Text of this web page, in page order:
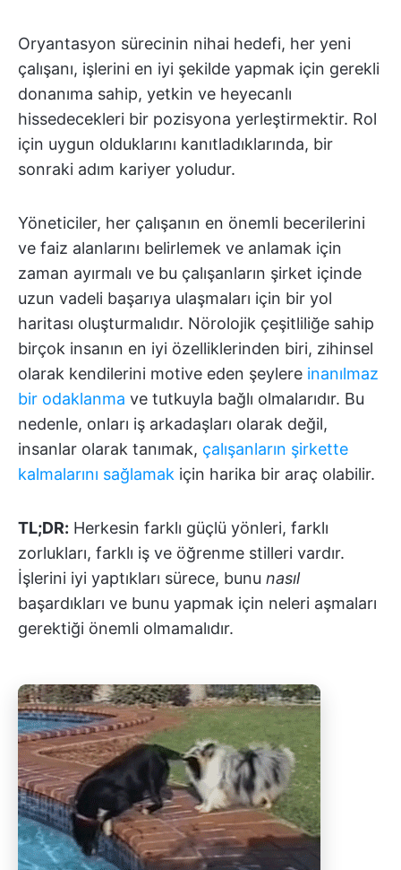
Oryantasyon sürecinin nihai hedefi, her yeni
çalışanı, işlerini en iyi şekilde yapmak için gerekli
donanıma sahip, yetkin ve heyecanlı
hissedecekleri bir pozisyona yerleştirmektir. Rol
için uygun olduklarını kanıtladıklarında, bir
sonraki adım kariyer yoludur.
Yöneticiler, her çalışanın en önemli becerilerini
ve faiz alanlarını belirlemek ve anlamak için
zaman ayırmalı ve bu çalışanların şirket içinde
uzun vadeli başarıya ulaşmaları için bir yol
haritası oluşturmalıdır. Nörolojik çeşitliliğe sahip
birçok insanın en iyi özelliklerinden biri, zihinsel
olarak kendilerini motive eden şeylere inanılmaz
bir odaklanma ve tutkuyla bağlı olmalarıdır. Bu
nedenle, onları iş arkadaşları olarak değil,
insanlar olarak tanımak, çalışanların şirkette
kalmalarını sağlamak için harika bir araç olabilir.
TL;DR: Herkesin farklı güçlü yönleri, farklı
zorlukları, farklı iş ve öğrenme stilleri vardır.
İşlerini iyi yaptıkları sürece, bunu nasıl
başardıkları ve bunu yapmak için neleri aşmaları
gerektiği önemli olmamalıdır.